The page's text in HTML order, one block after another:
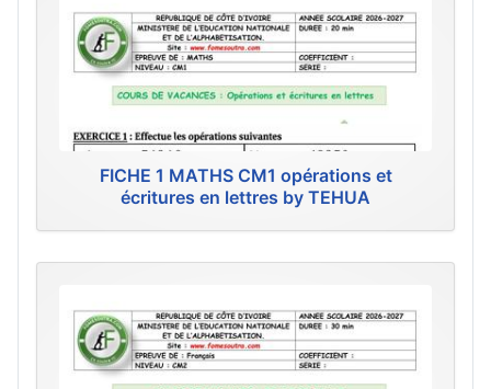
FICHE 1 MATHS CM1 opérations et
écritures en lettres by TEHUA